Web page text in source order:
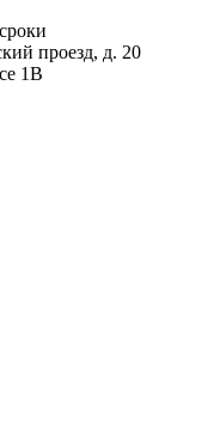
проезд, д. 20
1В